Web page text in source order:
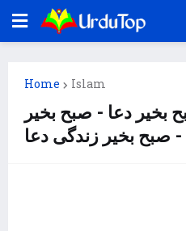
Home Islam
بخیر دعا - صبح بخیر
- صبح بخیر زندگی دعا